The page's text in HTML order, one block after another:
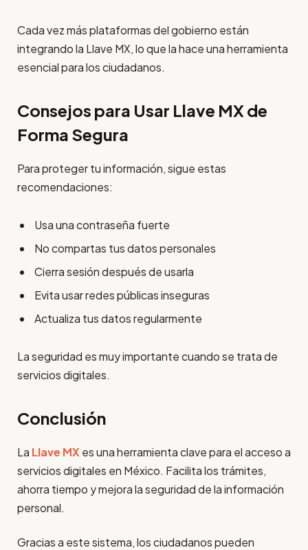
Cada vez más plataformas del gobierno están
integrando la Llave MX, lo que la hace una herramienta
esencial para los ciudadanos.
Consejos para Usar Llave MX de
Forma Segura
Para proteger tu información, sigue estas
recomendaciones:
Usa una contraseña fuerte
No compartas tus datos personales
Cierra sesión después de usarla
Evita usar redes públicas inseguras
Actualiza tus datos regularmente
La seguridad es muy importante cuando se trata de
servicios digitales.
Conclusión
La Llave MX es una herramienta clave para el acceso a
servicios digitales en México. Facilita los trámites,
ahorra tiempo y mejora la seguridad de la información
personal.
Gracias a este sistema, los ciudadanos pueden